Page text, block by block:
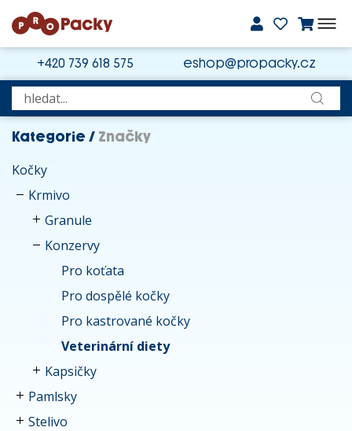
+420 739 618 575 eshop@propacky.cz
Kategorie / Značky
Kočky
Krmivo
Granule
Konzervy
Pro koťata
Pro dospělé kočky
Pro kastrované kočky
Veterinární diety
Kapsičky
Pamlsky
Stelivo